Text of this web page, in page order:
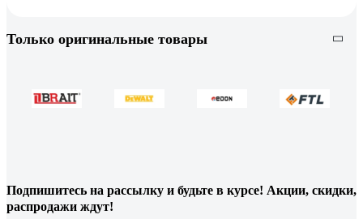
38 отзывов
Только оригинальные товары
Подпишитесь на рассылку и будьте в курсе! Акции, скидки,
распродажи ждут!